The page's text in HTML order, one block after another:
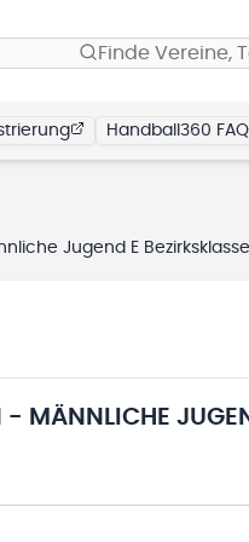
Finde Vereine,
Handball360 FAQ
Jugend E Bezirksklasse1
MÄNNLICHE